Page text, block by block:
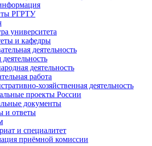
РГРТУ
университета
и кафедры
деятельность
деятельность
работа
хозяйственная деятельность
проекты России
документы
и ответы
и специалитет
приёмной комиссии